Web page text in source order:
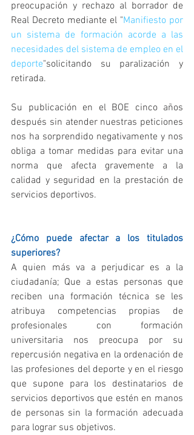
preocupación y rechazo al borrador de
Real Decreto mediante el "Manifiesto por
un sistema de formación acorde a las
necesidades del sistema de empleo en el
deporte"solicitando su paralización y
retirada.
Su publicación en el BOE cinco años
después sin atender nuestras peticiones
nos ha sorprendido negativamente y nos
obliga a tomar medidas para evitar una
norma que afecta gravemente a la
calidad y seguridad en la prestación de
servicios deportivos.
¿Cómo puede afectar a los titulados
superiores?
A quien más va a perjudicar es a la
ciudadanía; Que a estas personas que
reciben una formación técnica se les
atribuya competencias propias de
profesionales con formación
universitaria nos preocupa por su
repercusión negativa en la ordenación de
las profesiones del deporte y en el riesgo
que supone para los destinatarios de
servicios deportivos que estén en manos
de personas sin la formación adecuada
para lograr sus objetivos.